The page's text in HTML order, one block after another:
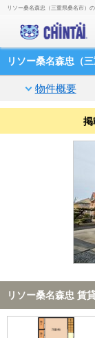
リソー桑名森忠（三重県桑名市）
リソー桑名森忠（
物件概要
掲
リソー桑名森忠 賃